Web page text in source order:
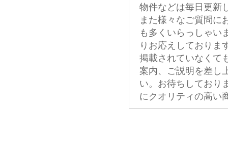
物件などは毎日更新
また様々なご質問に
も多くいらっしゃい
りお応えしておりま
掲載されていなくて
案内、ご説明を差し
い。お待ちしており
にクオリティの高い